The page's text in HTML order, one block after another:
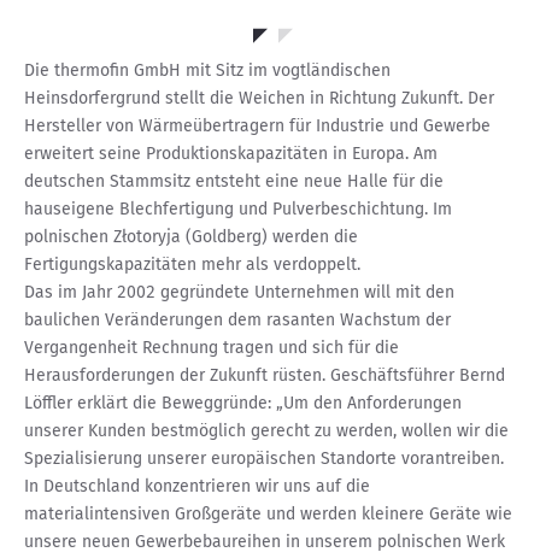
Die thermofin GmbH mit Sitz im vogtländischen
Heinsdorfergrund stellt die Weichen in Richtung Zukunft. Der
Hersteller von Wärmeübertragern für Industrie und Gewerbe
erweitert seine Produktionskapazitäten in Europa. Am
deutschen Stammsitz entsteht eine neue Halle für die
hauseigene Blechfertigung und Pulverbeschichtung. Im
polnischen Złotoryja (Goldberg) werden die
Fertigungskapazitäten mehr als verdoppelt.
Das im Jahr 2002 gegründete Unternehmen will mit den
baulichen Veränderungen dem rasanten Wachstum der
Vergangenheit Rechnung tragen und sich für die
Herausforderungen der Zukunft rüsten. Geschäftsführer Bernd
Löffler erklärt die Beweggründe: „Um den Anforderungen
unserer Kunden bestmöglich gerecht zu werden, wollen wir die
Spezialisierung unserer europäischen Standorte vorantreiben.
In Deutschland konzentrieren wir uns auf die
materialintensiven Großgeräte und werden kleinere Geräte wie
unsere neuen Gewerbebaureihen in unserem polnischen Werk